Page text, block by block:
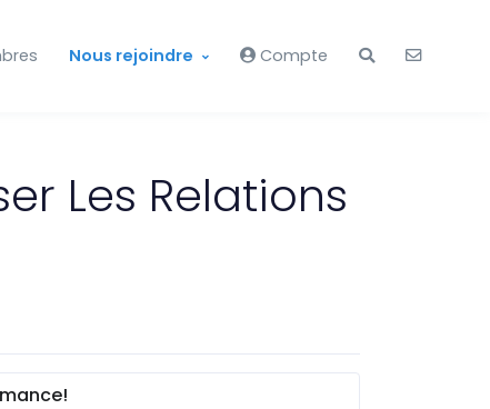
Nous rejoindre Compte
Les Relations